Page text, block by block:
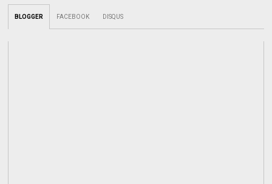
BLOGGER FACEBOOK DISQUS